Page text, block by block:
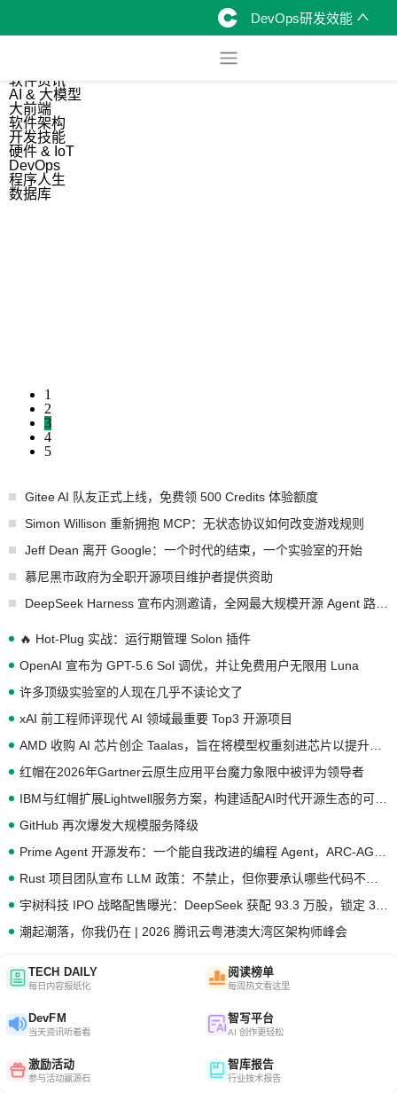
DevOps研发效能
软件资讯
AI & 大模型
大前端
软件架构
开发技能
硬件 & IoT
DevOps
程序人生
数据库
1
2
3
4
5
Gitee AI 队友正式上线，免费领 500 Credits 体验额度
Simon Willison 重新拥抱 MCP：无状态协议如何改变游戏规则
Jeff Dean 离开 Google：一个时代的结束，一个实验室的开始
慕尼黑市政府为全职开源项目维护者提供资助
🔥 Hot-Plug 实战：运行期管理 Solon 插件
OpenAI 宣布为 GPT-5.6 Sol 调优，并让免费用户无限用 Luna
许多顶级实验室的人现在几乎不读论文了
xAI 前工程师评现代 AI 领域最重要 Top3 开源项目
红帽在2026年Gartner云原生应用平台魔力象限中被评为领导者
GitHub 再次爆发大规模服务降级
潮起潮落，你我仍在 | 2026 腾讯云粤港澳大湾区架构师峰会
TECH DAILY
每日内容报纸化
阅读榜单
每周热文看这里
DevFM
当天资讯听着看
智写平台
AI 创作更轻松
激励活动
参与活动赢源石
智库报告
行业技术报告